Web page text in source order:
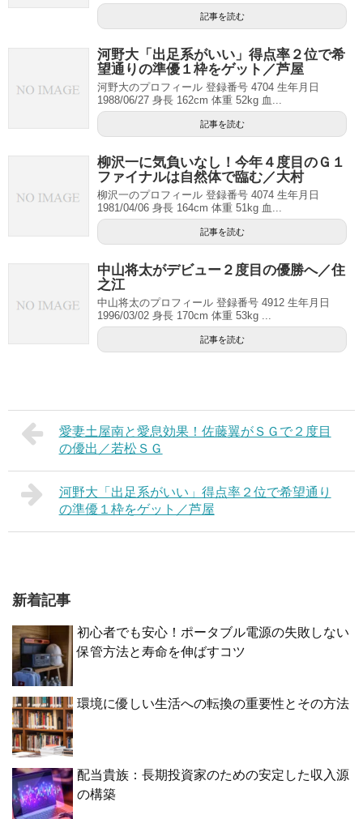
記事を読む
河野大「出足系がいい」得点率２位で希
望通りの準優１枠をゲット／芦屋
河野大のプロフィール 登録番号 4704 生年月日
1988/06/27 身長 162cm 体重 52kg 血...
記事を読む
柳沢一に気負いなし！今年４度目のＧ１
ファイナルは自然体で臨む／大村
柳沢一のプロフィール 登録番号 4074 生年月日
1981/04/06 身長 164cm 体重 51kg 血...
記事を読む
中山将太がデビュー２度目の優勝へ／住
之江
中山将太のプロフィール 登録番号 4912 生年月日
1996/03/02 身長 170cm 体重 53kg ...
記事を読む
愛妻土屋南と愛息効果！佐藤翼がＳＧで２度目
の優出／若松ＳＧ
河野大「出足系がいい」得点率２位で希望通り
の準優１枠をゲット／芦屋
新着記事
初心者でも安心！ポータブル電源の失敗しない
保管方法と寿命を伸ばすコツ
環境に優しい生活への転換の重要性とその方法
配当貴族：長期投資家のための安定した収入源
の構築